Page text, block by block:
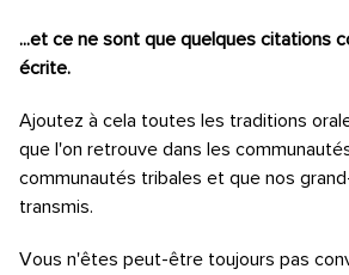
...et ce ne sont que quelques citations
écrite.
Ajoutez à cela toutes les traditions
que l'on retrouve dans les
communautés tribales et que nos
transmis.
Vous n'êtes peut-être toujours pas